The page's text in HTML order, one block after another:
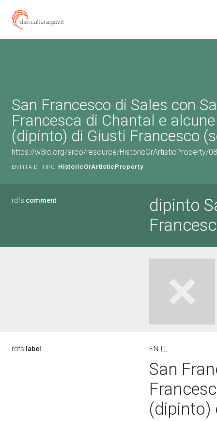
San Francesco di Sales con
Francesca di Chantal e
(dipinto) di Giusti Francesco
https://w3id.org/arco/resource/HistoricOrArtisticProperty/
ENTITÀ DI TIPO: HistoricOrArtisticProperty
rdfs:comment
dipinto
rdfs: label EN IT
San
(dipinto)